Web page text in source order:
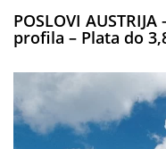
POSLOVI
profila – Plata do